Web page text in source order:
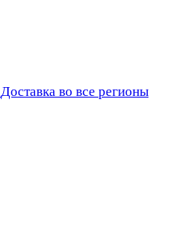
Доставка во все регионы